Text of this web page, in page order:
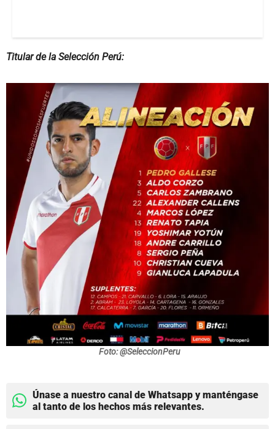
Titular de la Selección Perú:
Foto: @SeleccionPeru
Únase a nuestro canal de Whatsapp y manténgase
al tanto de los hechos más relevantes.